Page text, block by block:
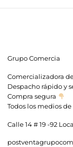
Grupo Comercia
Comercializadora
Despacho rápido y
Compra segura
Todos los medios
Calle 14 # 19 -92